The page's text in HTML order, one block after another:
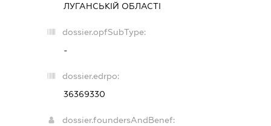
ЛУГАНСЬКІЙ ОБЛАСТІ
dossier.opfSubType:
-
dossier.edrpo:
36369330
dossier.foundersAndBenef: